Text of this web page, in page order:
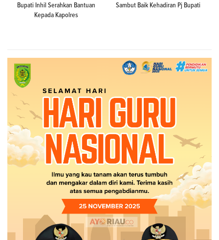
Bupati Inhil Serahkan Bantuan
Kepada Kapolres
Sambut Baik Kehadiran Pj Bupati